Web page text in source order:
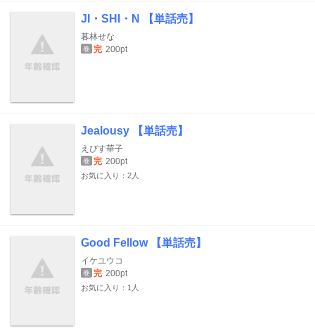
JI・SHI・N 【単話売】
暮林せな
巻 完 200pt
Jealousy 【単話売】
えびす華子
巻 完 200pt
お気に入り：2人
Good Fellow 【単話売】
イケユウコ
巻 完 200pt
お気に入り：1人